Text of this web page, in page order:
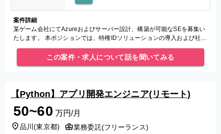
案件詳細
某ゲーム会社にてAzureおよびサーバー設計、構築が可能なSEを募集い
たします。 本ポジションでは、特権IDソリューションの導入および社内
情シス、開発部門からの各種サーバー構築依頼への対応が主業務とな
この案件・求人について話を聞いてみる
【Python】アプリ開発エンジニア(リモート)
50~60 万円/月
品川(東京都) 業務委託(フリーランス)